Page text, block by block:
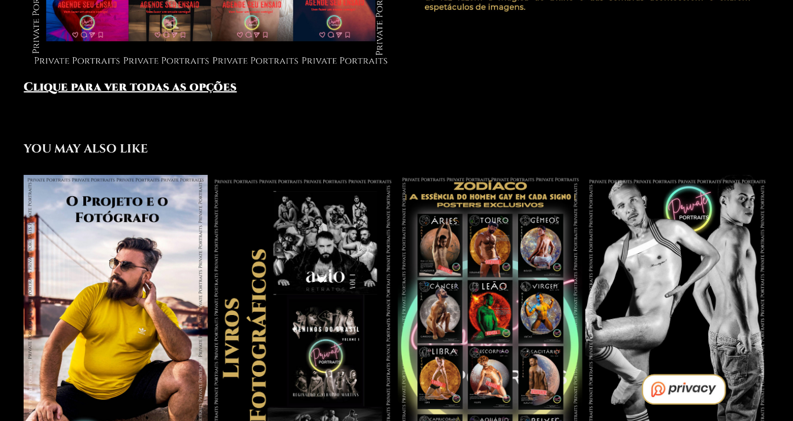
Clique para ver todas as opções
YOU MAY ALSO LIKE
O PROJETO E O FOTÓGRAFO
2025
LIVROS PUBLICADOS
2025
POSTERS ZODÍACO
2025
PRIVACY